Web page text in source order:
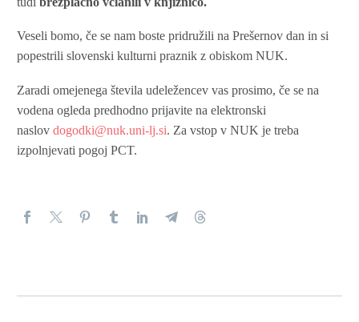
Veseli bomo, če se nam boste pridružili na Prešernov dan in si
popestrili slovenski kulturni praznik z obiskom NUK.
Zaradi omejenega števila udeležencev vas prosimo, če se na
vodena ogleda predhodno prijavite na elektronski
naslov dogodki@nuk.uni-lj.si. Za vstop v NUK je treba
izpolnjevati pogoj PCT.